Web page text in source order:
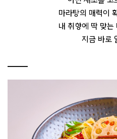
마라탕의 매력이
내 취향에 딱 맞는
지금 바로